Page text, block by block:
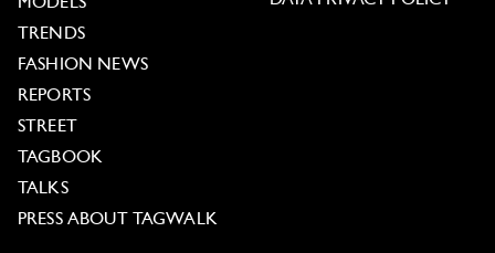
TRENDS
FASHION NEWS
REPORTS
STREET
TAGBOOK
TALKS
PRESS ABOUT TAGWALK